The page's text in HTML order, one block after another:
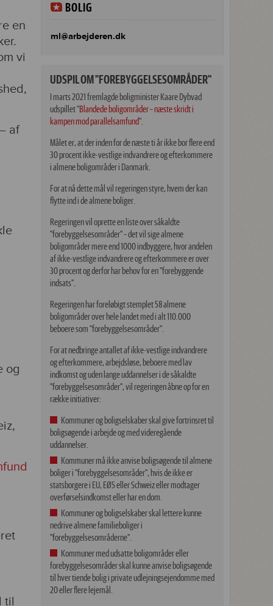
en
vi
af
og
til
BOLIG
ml@arbejderen.dk
UDSPIL OM "FOREBYGGELSESOMRÅDER"
I marts 2021 fremlagde boligminister Kaare Dybvad
udspillet "Blandede boligområder – næste skridt i
kampen mod parallelsamfund".
Målet er, at der inden for de næste ti år ikke bor flere end
30 procent ikke-vestlige indvandrere og efterkommere
i almene boligområder i Danmark.
For at nå dette mål vil regeringen styre, hvem der kan
flytte ind i de almene boliger.
Regeringen vil oprette en liste over såkaldte
"forebyggelsesområder" – det vil sige almene
boligområder mere end 1000 indbyggere, hvor andelen
af ikke-vestlige indvandrere og efterkommere er over
30 procent og derfor har behov for en "forebyggende
indsats".
Regeringen har foreløbigt stemplet 58 almene
boligområder over hele landet med i alt 110.000
beboere som "forebyggelsesområder".
For at nedbringe antallet af ikke-vestlige indvandrere
og efterkommere, arbejdsløse, beboere med lav
indkomst og uden lange uddannelser i de såkaldte
"forebyggelsesområder", vil regeringen åbne op for en
række initiativer:
Kommuner og boligselskaber skal give fortrinsret til
boligsøgende i arbejde og med videregående
uddannelser.
Kommuner må ikke anvise boligsøgende til almene
boliger i "forebyggelsesområder", hvis de ikke er
statsborgere i EU, EØS eller Schweiz eller modtager
overførselsindkomst eller har en dom.
Kommuner og boligselskaber skal lettere kunne
nedrive almene familieboliger i
"forebyggelsesområderne".
Kommuner med udsatte boligområder eller
forebyggelsesområder skal kunne anvise boligsøgende
til hver tiende bolig i private udlejningsejendomme med
20 eller flere lejemål.